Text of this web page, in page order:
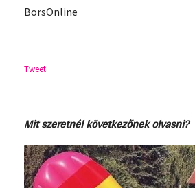
BorsOnline
Tweet
Mit szeretnél következőnek olvasni?